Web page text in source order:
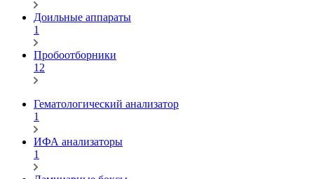
Доильные аппараты
1
Пробоотборники
12
Гематологический анализатор
1
ИФА анализаторы
1